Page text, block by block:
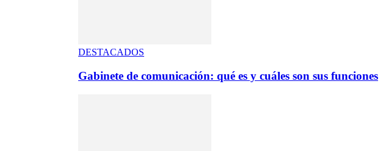
DESTACADOS
Gabinete de comunicación: qué es y cuáles son sus funciones